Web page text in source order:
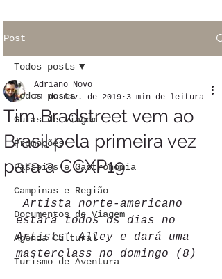
Post
Todos posts
Guias de viagem
Promoções
Passeios e Gastronomia
Campinas e Região
Documentos de Viagem
Agenda Cultural
Turismo de Aventura
Todos posts
Tim Bradstreet vem ao
Brasil pela primeira vez
para a CCXP19
Adriano Novo
21 de nov. de 2019 3 min de leitura
Artista norte-americano
estará todos os dias no
Artists’ Alley e dará uma
masterclass no domingo (8)